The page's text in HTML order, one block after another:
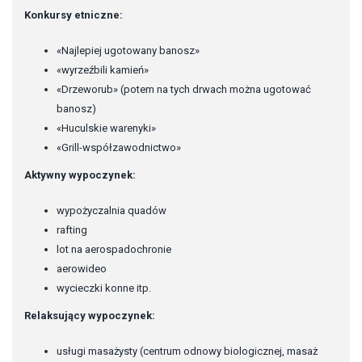
Konkursy etniczne:
«Najlepiej ugotowany banosz»
«wyrzeźbili kamień»
«Drzeworub» (potem na tych drwach można ugotować
banosz)
«Huculskie warenyki»
«Grill-współzawodnictwo»
Aktywny wypoczynek:
wypożyczalnia quadów
rafting
lot na aerospadochronie
aerowideo
wycieczki konne itp.
Relaksujący wypoczynek:
usługi masażysty (centrum odnowy biologicznej, masaż